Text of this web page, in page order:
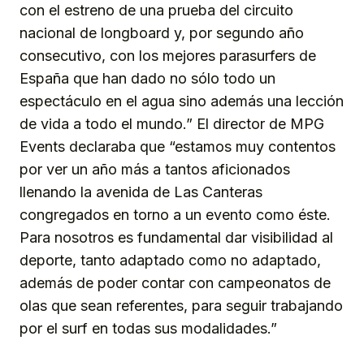
con el estreno de una prueba del circuito
nacional de longboard y, por segundo año
consecutivo, con los mejores parasurfers de
España que han dado no sólo todo un
espectáculo en el agua sino además una lección
de vida a todo el mundo.” El director de MPG
Events declaraba que “estamos muy contentos
por ver un año más a tantos aficionados
llenando la avenida de Las Canteras
congregados en torno a un evento como éste.
Para nosotros es fundamental dar visibilidad al
deporte, tanto adaptado como no adaptado,
además de poder contar con campeonatos de
olas que sean referentes, para seguir trabajando
por el surf en todas sus modalidades.”